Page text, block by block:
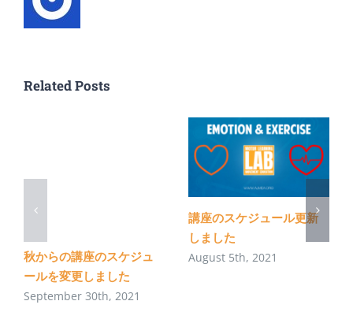
Related Posts
秋からの講座のスケジュ
ールを変更しました
September 30th, 2021
講座のスケジュール更新
しました
August 5th, 2021